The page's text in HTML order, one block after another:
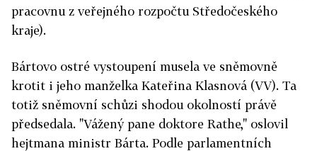
pracovnu z veřejného rozpočtu Středočeského
kraje).
Bártovo ostré vystoupení musela ve sněmovně
krotit i jeho manželka Kateřina Klasnová (VV). Ta
totiž sněmovní schůzi shodou okolností právě
předsedala. "Vážený pane doktore Rathe," oslovil
hejtmana ministr Bárta. Podle parlamentních